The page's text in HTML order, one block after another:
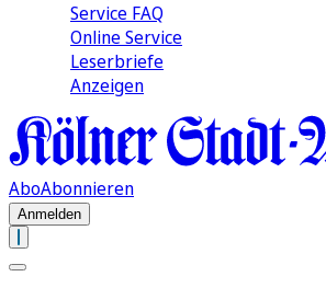
Service FAQ
Online Service
Leserbriefe
Anzeigen
AboAbonnieren
Anmelden